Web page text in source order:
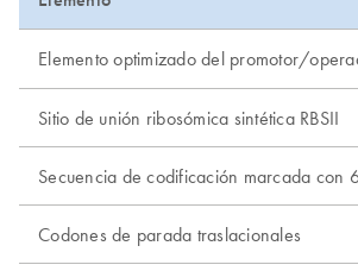
Elemento optimizado del promotor/
Sitio de unión ribosómica sintética RBSII
Secuencia de codificación marcada con
Codones de parada traslacionales